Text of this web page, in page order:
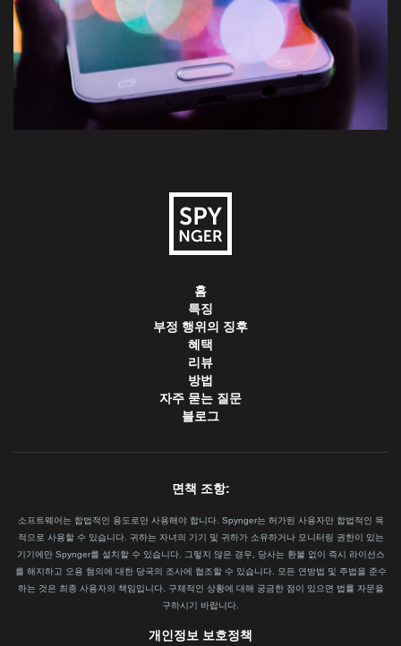
홈
특징
부정 행위의 징후
혜택
리뷰
방법
자주 묻는 질문
블로그
면책 조항:
소프트웨어는 합법적인 용도로만 사용해야 합니다. Spynger는 허가된 사용자만 합법적인 목
적으로 사용할 수 있습니다. 귀하는 자녀의 기기 및 귀하가 소유하거나 모니터링 권한이 있는
기기에만 Spynger를 설치할 수 있습니다. 그렇지 않은 경우, 당사는 환불 없이 즉시 라이선스
를 해지하고 오용 혐의에 대한 당국의 조사에 협조할 수 있습니다. 모든 연방법 및 주법을 준수
하는 것은 최종 사용자의 책임입니다. 구체적인 상황에 대해 궁금한 점이 있으면 법률 자문을
구하시기 바랍니다.
개인정보 보호정책